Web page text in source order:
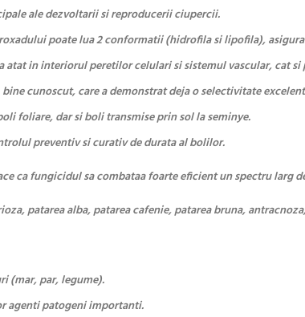
ale dezvoltarii si reproducerii ciupercii.
poate lua 2 conformatii (hidrofila si lipofila),
in interiorul peretilor celulari si sistemul vascular, cat
cunoscut, care a demonstrat deja o selectivitate
foliare, dar si boli transmise prin sol la seminye.
preventiv si curativ de durata al bolilor.
ca fungicidul sa combataa foarte eficient un spectru larg
patarea alba, patarea cafenie, patarea bruna,
(mar, par, legume).
agenti patogeni importanti.